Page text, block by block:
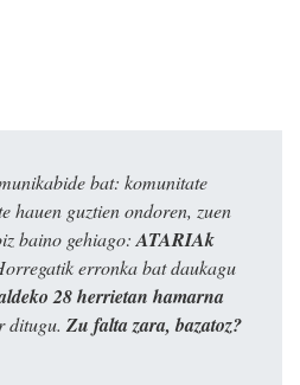
bat: komunitate
hauen guztien ondoren, zuen
baino gehiago:ATARIAk
erronka bat daukagu
28 herrietan hamarna
ditugu. Zu falta zara, bazatoz?